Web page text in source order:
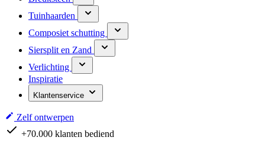
Tuinhaarden
Composiet schutting
Siersplit en Zand
Verlichting
Inspiratie
Klantenservice
Zelf ontwerpen
+70.000 klanten bediend